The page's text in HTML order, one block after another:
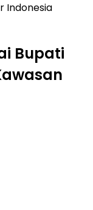
Indonesia
Bupati